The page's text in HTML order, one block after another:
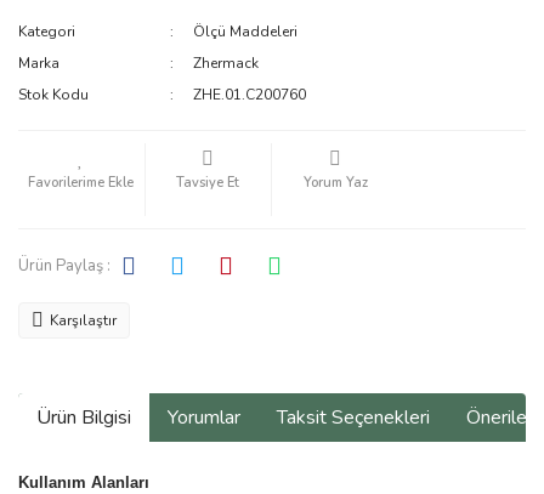
Kategori
Ölçü Maddeleri
Marka
Zhermack
Stok Kodu
ZHE.01.C200760
Tavsiye Et Yorum Yaz
Ürün Paylaş :
Karşılaştır
Ürün Bilgisi Yorumlar Taksit Seçenekleri
Kullanım Alanları